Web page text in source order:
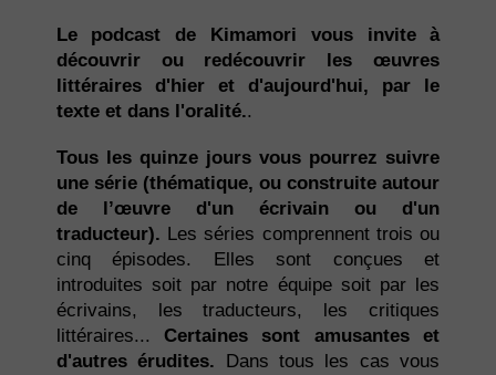
Le podcast de Kimamori vous invite à
découvrir ou redécouvrir les œuvres
littéraires d'hier et d'aujourd'hui, par le
texte et dans l'oralité..
Tous les quinze jours vous pourrez suivre
une série (thématique, ou construite autour
de l’œuvre d'un écrivain ou d'un
traducteur). Les séries comprennent trois ou
cinq épisodes. Elles sont conçues et
introduites soit par notre équipe soit par les
écrivains, les traducteurs, les critiques
littéraires...Certaines sont amusantes et
d'autres érudites. Dans tous les cas vous